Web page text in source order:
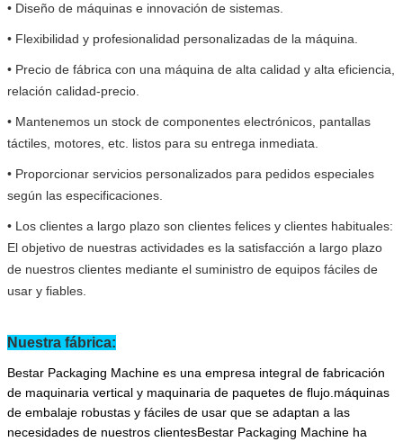
• Diseño de máquinas e innovación de sistemas.
• Flexibilidad y profesionalidad personalizadas de la máquina.
• Precio de fábrica con una máquina de alta calidad y alta eficiencia,
relación calidad-precio.
• Mantenemos un stock de componentes electrónicos, pantallas
táctiles, motores, etc. listos para su entrega inmediata.
• Proporcionar servicios personalizados para pedidos especiales
según las especificaciones.
• Los clientes a largo plazo son clientes felices y clientes habituales:
El objetivo de nuestras actividades es la satisfacción a largo plazo
de nuestros clientes mediante el suministro de equipos fáciles de
usar y fiables.
Nuestra fábrica:
Bestar Packaging Machine es una empresa integral de fabricación
de maquinaria vertical y maquinaria de paquetes de flujo.máquinas
de embalaje robustas y fáciles de usar que se adaptan a las
necesidades de nuestros clientesBestar Packaging Machine ha